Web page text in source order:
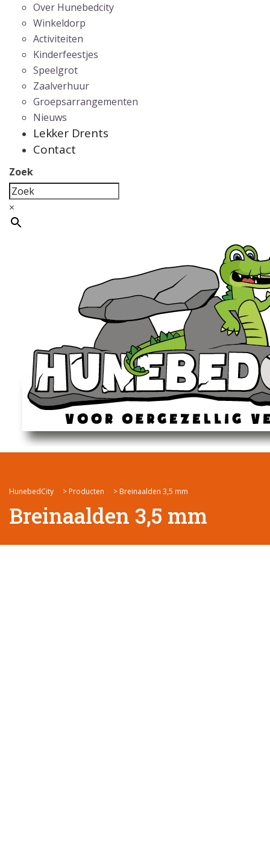
Over Hunebedcity
Winkeldorp
Activiteiten
Kinderfeestjes
Speelgrot
Zaalverhuur
Groepsarrangementen
Nieuws
Lekker Drents
Contact
Zoek
×
HunebedCity > Producten > Breinaalden 3,5 mm
Breinaalden 3,5 mm